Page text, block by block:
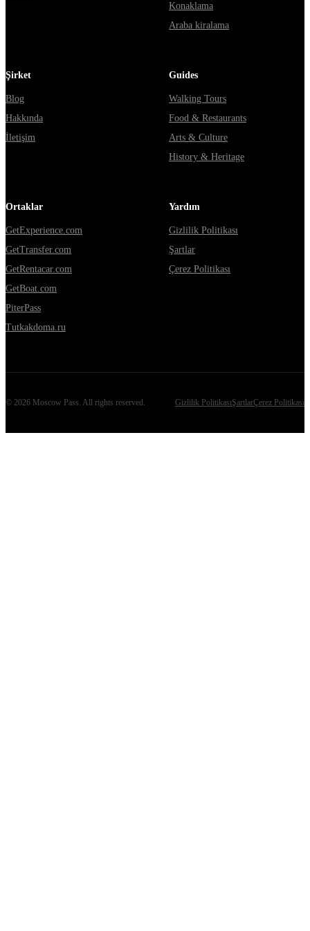
Konaklama
Araba kiralama
Şirket
Blog
Hakkında
İletişim
Guides
Walking Tours
Food & Restaurants
Arts & Culture
History & Heritage
Ortaklar
GetExperience.com
GetTransfer.com
GetRentacar.com
GetBoat.com
PiterPass
Tutkakdoma.ru
Yardım
Gizlilik Politikası
Şartlar
Çerez Politikası
© 2026 Moscow Pass . All rights reserved. Gizlilik PolitikasıŞartlarÇerez Politikası